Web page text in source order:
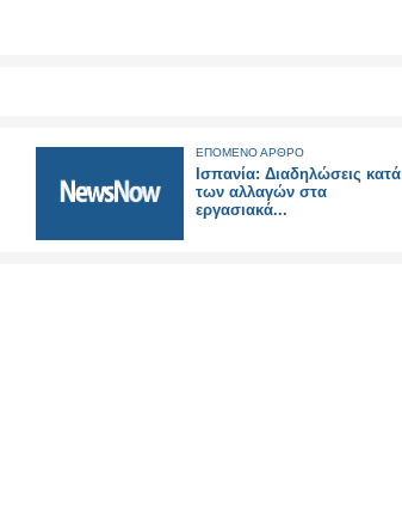
ΕΠΟΜΕΝΟ ΑΡΘΡΟ
Ισπανία: Διαδηλώσεις κατά
των αλλαγών στα
εργασιακά...